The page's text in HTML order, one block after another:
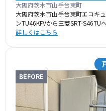
大阪府茨木市山手台東町
大阪府茨木市山手台東町エコキ
ンTU46KFVから三菱SRT-S467U
詳しくはこちら
BEFORE